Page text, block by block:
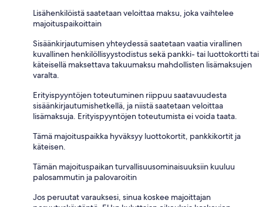
Lisähenkilöistä saatetaan veloittaa maksu, joka vaihtelee
majoituspaikoittain
Sisäänkirjautumisen yhteydessä saatetaan vaatia virallinen
kuvallinen henkilöllisyystodistus sekä pankki- tai luottokortti tai
käteisellä maksettava takuumaksu mahdollisten lisämaksujen
varalta.
Erityispyyntöjen toteutuminen riippuu saatavuudesta
sisäänkirjautumishetkellä, ja niistä saatetaan veloittaa
lisämaksuja. Erityispyyntöjen toteutumista ei voida taata.
Tämä majoituspaikka hyväksyy luottokortit, pankkikortit ja
käteisen.
Tämän majoituspaikan turvallisuusominaisuuksiin kuuluu
palosammutin ja palovaroitin
Jos peruutat varauksesi, sinua koskee majoittajan